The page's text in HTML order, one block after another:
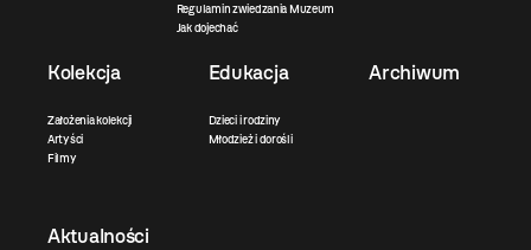
Regulamin zwiedzania Muzeum
Jak dojechać
Kolekcja
Założenia kolekcji
Artyści
Filmy
Edukacja
Dzieci i rodziny
Młodzież i dorośli
Archiwum
Aktualności